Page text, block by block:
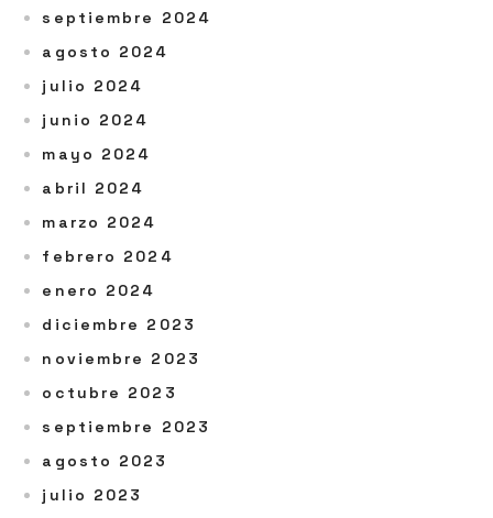
septiembre 2024
agosto 2024
julio 2024
junio 2024
mayo 2024
abril 2024
marzo 2024
febrero 2024
enero 2024
diciembre 2023
noviembre 2023
octubre 2023
septiembre 2023
agosto 2023
julio 2023